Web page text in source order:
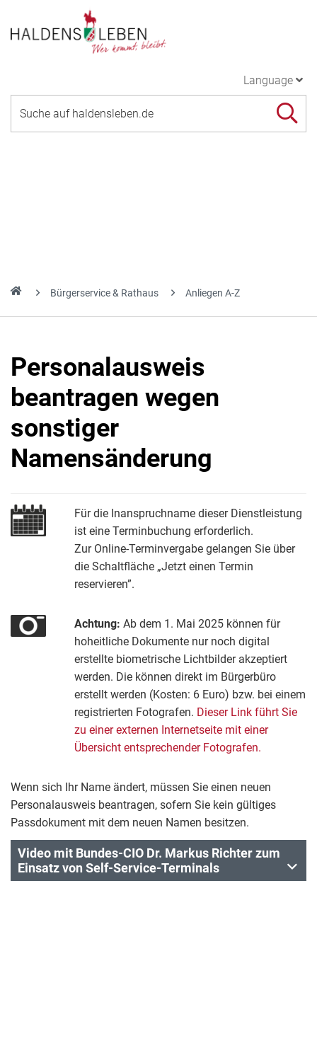
Language
Bürgerservice & Rathaus Anliegen A-Z
Personalausweis
beantragen wegen
sonstiger
Namensänderung
Für die Inanspruchname dieser Dienstleistung
ist eine Terminbuchung erforderlich.
Zur Online-Terminvergabe gelangen Sie über
die Schaltfläche „Jetzt einen Termin
reservieren”.
Achtung: Ab dem 1. Mai 2025 können für
hoheitliche Dokumente nur noch digital
erstellte biometrische Lichtbilder akzeptiert
werden. Die können direkt im Bürgerbüro
erstellt werden (Kosten: 6 Euro) bzw. bei einem
registrierten Fotografen. Dieser Link führt Sie
zu einer externen Internetseite mit einer
Übersicht entsprechender Fotografen.
Wenn sich Ihr Name ändert, müssen Sie einen neuen
Personalausweis beantragen, sofern Sie kein gültiges
Passdokument mit dem neuen Namen besitzen.
Video mit Bundes-CIO Dr. Markus Richter zum
Einsatz von Self-Service-Terminals